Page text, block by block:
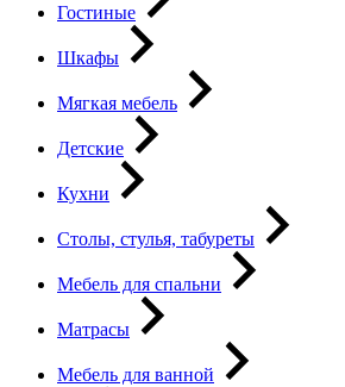
Гостиные
Шкафы
Мягкая мебель
Детские
Кухни
Столы, стулья, табуреты
Мебель для спальни
Матрасы
Мебель для ванной